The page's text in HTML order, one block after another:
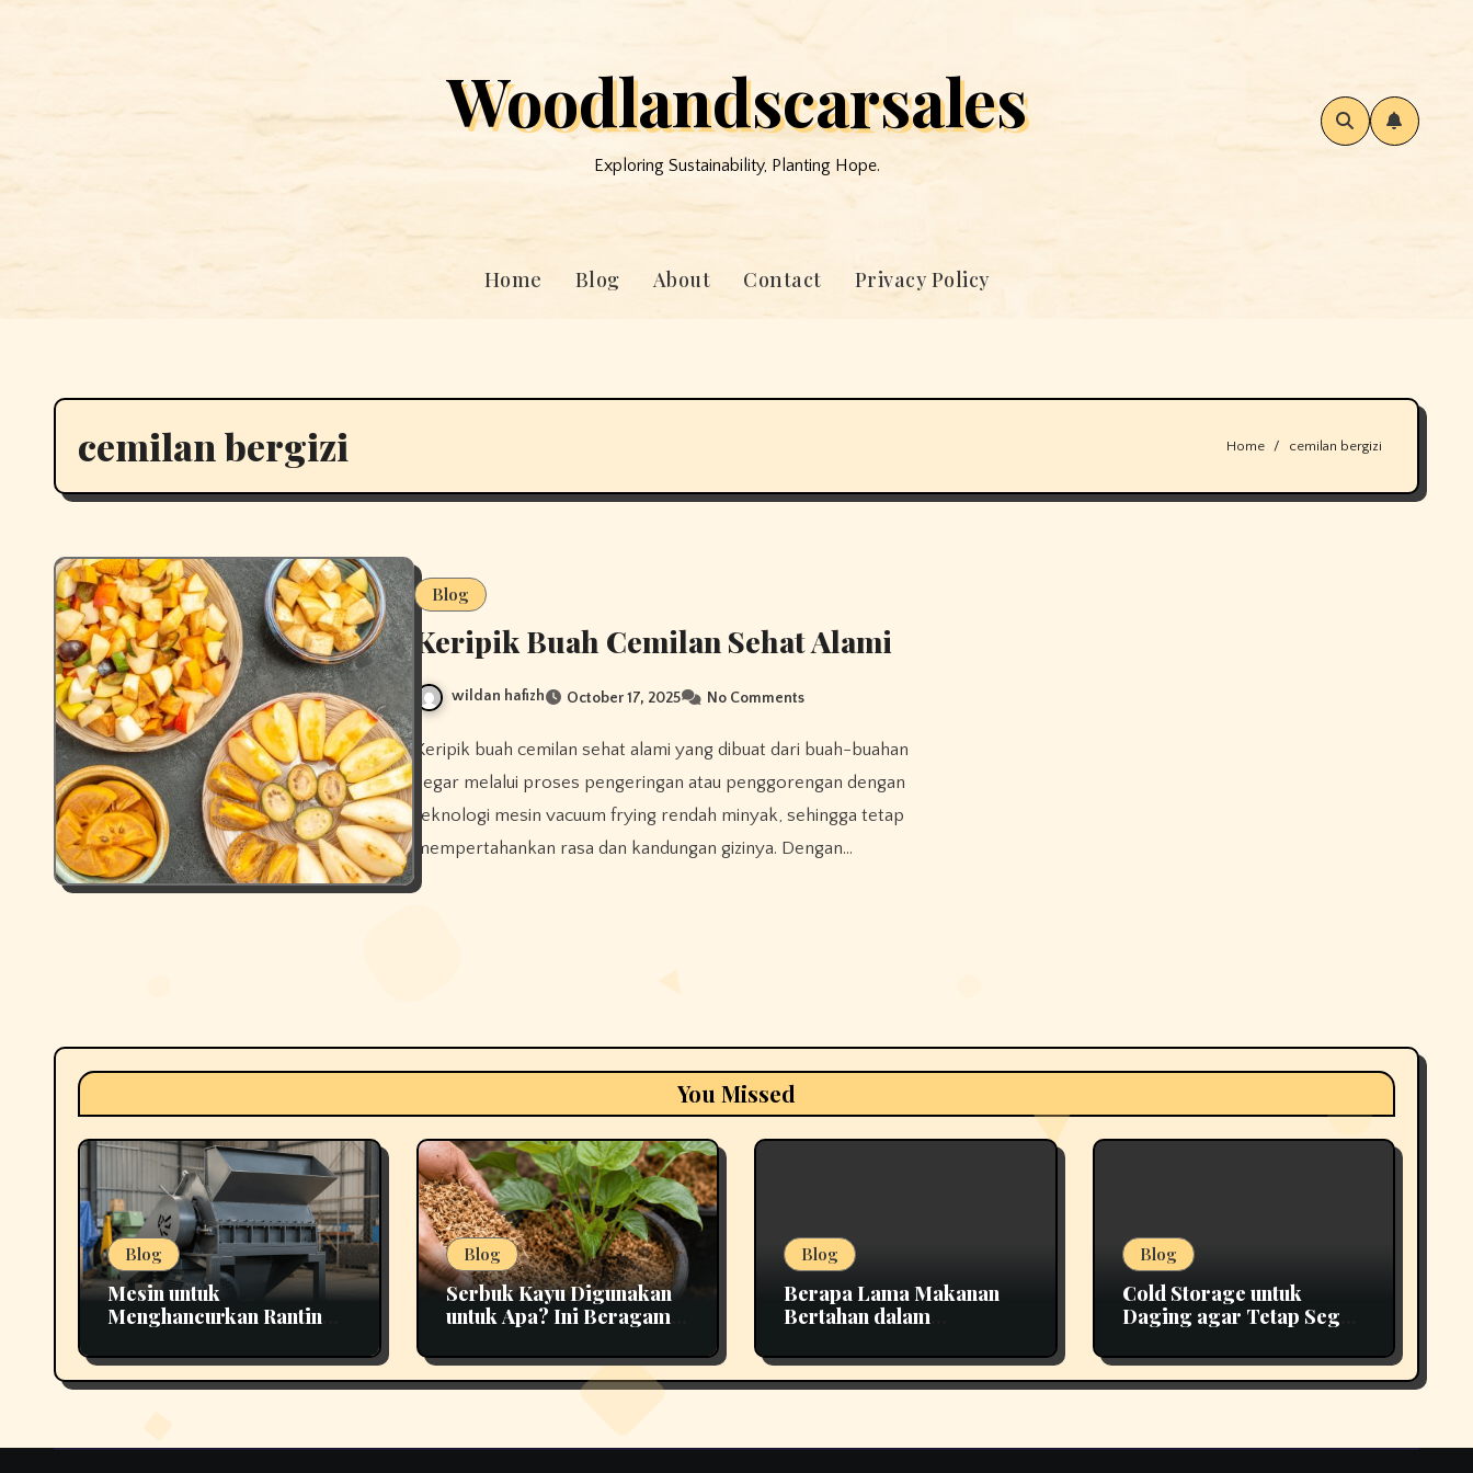
Woodlandscarsales
Exploring Sustainability, Planting Hope.
Home Blog About Contact Privacy Policy
cemilan bergizi Home cemilan bergizi
Blog
Keripik Buah Cemilan Sehat Alami
wildan hafizh October 17, 2025 No Comments
Keripik buah cemilan sehat alami yang dibuat dari buah-buahan
segar melalui proses pengeringan atau penggorengan dengan
teknologi mesin vacuum frying rendah minyak, sehingga tetap
mempertahankan rasa dan kandungan gizinya. Dengan…
You Missed
Blog
Mesin untuk
Menghancurkan Ranting
Berbagai Kebutuhan
Blog
Serbuk Kayu Digunakan
untuk Apa? Ini Beragam
Blog
Berapa Lama Makanan
Bertahan dalam
Blog
Cold Storage untuk
Daging agar Tetap Segar